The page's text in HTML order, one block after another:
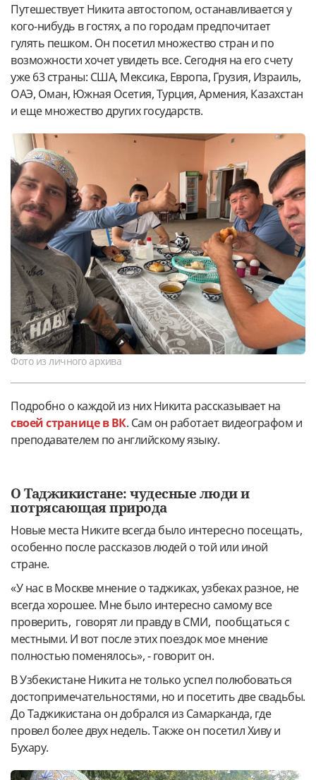
Путешествует Никита автостопом, останавливается у
кого-нибудь в гостях, а по городам предпочитает
гулять пешком. Он посетил множество стран и по
возможности хочет увидеть все. Сегодня на его счету
уже 63 страны: США, Мексика, Европа, Грузия, Израиль,
ОАЭ, Оман, Южная Осетия, Турция, Армения, Казахстан
и еще множество других государств.
Фото из личного архива
Подробно о каждой из них Никита рассказывает на
своей странице в ВК. Сам он работает видеографом и
преподавателем по английскому языку.
О Таджикистане: чудесные люди и
потрясающая природа
Новые места Никите всегда было интересно посещать,
особенно после рассказов людей о той или иной
стране.
«У нас в Москве мнение о таджиках, узбеках разное, не
всегда хорошее. Мне было интересно самому все
проверить, говорят ли правду в СМИ, пообщаться с
местными. И вот после этих поездок мое мнение
полностью поменялось», - говорит он.
В Узбекистане Никита не только успел полюбоваться
достопримечательностями, но и посетить две свадьбы.
До Таджикистана он добрался из Самарканда, где
провел более двух недель. Также он посетил Хиву и
Бухару.